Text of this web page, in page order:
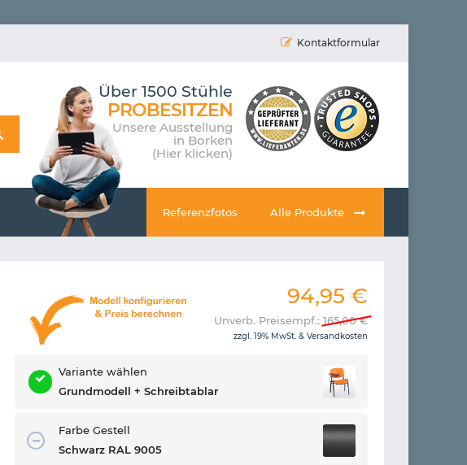
Kontaktformular
Über 1500 Stühle
PROBESITZEN
Unsere Ausstellung
in Borken
(Hier klicken)
Referenzfotos Alle Produkte
94,95 €
Unverb. Preisempf.: 165,00€
zzgl. 19% MwSt. & Versandkosten
Variante wählen
Grundmodell + Schreibtablar
Farbe Gestell
Schwarz RAL 9005